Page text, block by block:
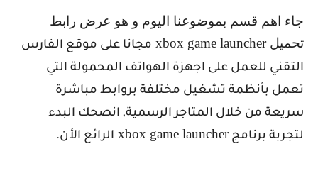
جاء اهم قسم بموضوعنا اليوم و هو عرض رابط
تحميلxbox game launcher مجانا على موقع الفارس
التقني للعمل على اجهزة الهواتف المحمولة التي
تعمل بأنظمة تشغيل مختلفة بروابط مباشرة
سريعة من خلال المتاجر الرسمية, انصحك البدء
لتجربة برنامجxbox game launcher الرائع الأن.